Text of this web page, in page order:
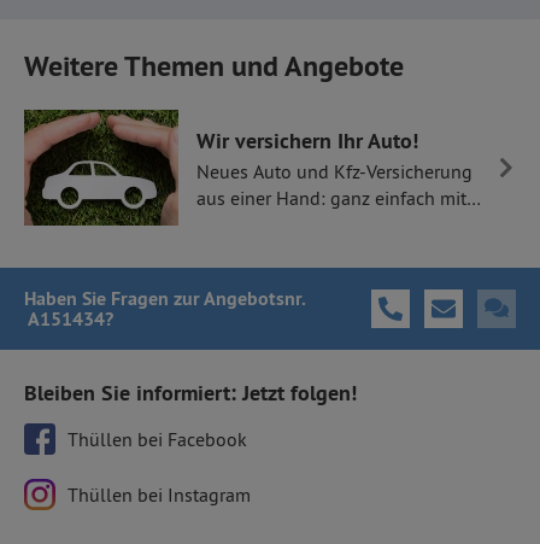
Weitere Themen und Angebote
Wir versichern Ihr Auto!
Neues Auto und Kfz-Versicherung
aus einer Hand: ganz einfach mit
Haben Sie Fragen zur Angebotsnr.
A151434?
Bleiben Sie informiert: Jetzt folgen!
Thüllen bei Facebook
Thüllen bei Instagram